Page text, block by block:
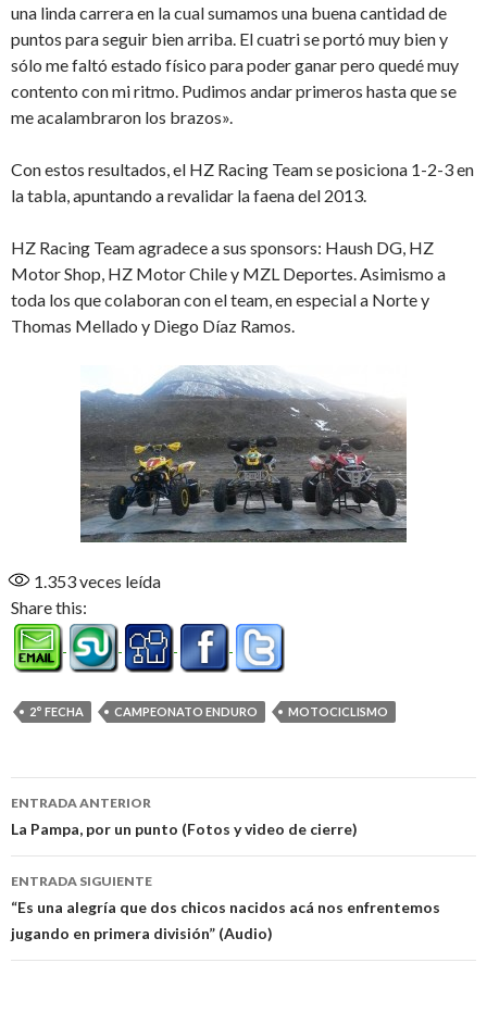
una linda carrera en la cual sumamos una buena cantidad de
puntos para seguir bien arriba. El cuatri se portó muy bien y
sólo me faltó estado físico para poder ganar pero quedé muy
contento con mi ritmo. Pudimos andar primeros hasta que se
me acalambraron los brazos».
Con estos resultados, el HZ Racing Team se posiciona 1-2-3 en
la tabla, apuntando a revalidar la faena del 2013.
HZ Racing Team agradece a sus sponsors: Haush DG, HZ
Motor Shop, HZ Motor Chile y MZL Deportes.Asimismo a
toda los que colaboran con el team, en especial a Norte y
Thomas Mellado y Diego Díaz Ramos.
1.353veces leída
Share this:
2° FECHA CAMPEONATO ENDURO MOTOCICLISMO
Navegación
de
entradas
ENTRADA ANTERIOR
La Pampa, por un punto (Fotos y video de cierre)
ENTRADA SIGUIENTE
“Es una alegría que dos chicos nacidos acá nos enfrentemos
jugando en primera división” (Audio)